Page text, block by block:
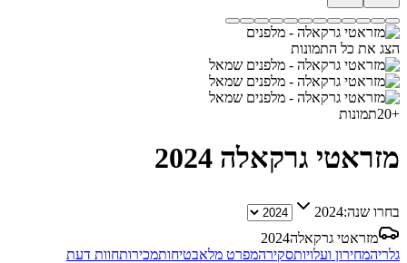
הצג את כל התמונות
+
20תמונות
מזראטי גרקאלה 2024
בחרו שנה:2024
מזראטי גרקאלה2024
גלריהמחירון ועלויותסקירהמפרט מלאבטיחותמכירותחוות דעת